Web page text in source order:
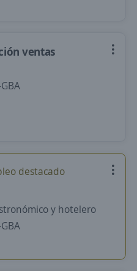
ventas
destacado
y hotelero